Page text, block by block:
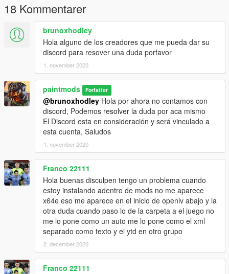
18 Kommentarer
brunoxhodley
Hola alguno de los creadores que me pueda dar su
discord para resover una duda porfavor
1. november 2020
paintmods Forfatter
@brunoxhodley Hola por ahora no contamos con
discord, Podemos resolver la duda por aca mismo
El Discord esta en consideración y será vinculado a
esta cuenta, Saludos
1. november 2020
Franco 22111
Hola buenas disculpen tengo un problema cuando
estoy instalando adentro de mods no me aparece
x64e eso me aparece en el inicio de openiv abajo y la
otra duda cuando paso lo de la carpeta a el juego no
me lo pone como un auto me lo pone como el xml
separado como texto y el ytd en otro grupo
2. december 2020
Franco 22111